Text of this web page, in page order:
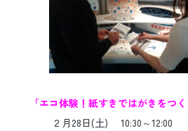
「エコ体験！紙すきではがきをつく
２月28日(土) 10:30～12:00